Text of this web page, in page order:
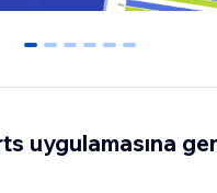
0 1 2 3 4 5
uygulamasına